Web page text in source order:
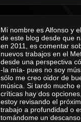
Mi nombre es Alfonso y
de este blog desde que
en 2011, es comentar
nuevos trabajos en el
desde una perspectiva
-la mía- pues no soy
sólo me creo oidor de
música. Si tardo mucho
críticas hay dos
estoy revisando el
trabajo a profundidad o
tomándome un